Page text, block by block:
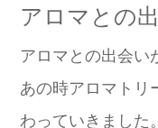
アロマとの
アロマとの出会い
あの時アロマトリ
わっていきました。